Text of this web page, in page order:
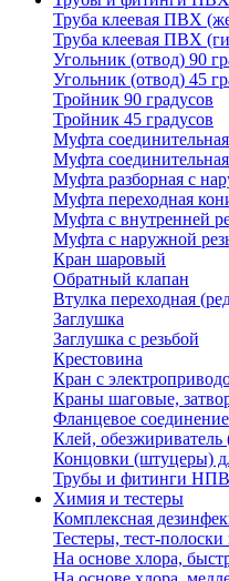
Труба клеевая ПВХ
Труба клеевая ПВХ
Угольник (отвод) 90
Угольник (отвод) 45
Тройник 90 градусов
Тройник 45 градусов
Муфта
Муфта
Муфта разборная с
Муфта переходная
Муфта с внутренней
Муфта с наружной
Кран шаровый
Обратный клапан
Втулка переходная
Заглушка
Заглушка с резьбой
Крестовина
Кран с
Краны шаговые,
Фланцевое соединение
Клей, обезжириватель
Концовки (штуцеры)
Трубы и фитинги
Химия и тестеры
Комплексная
Тестеры, тест-
На основе хлора,